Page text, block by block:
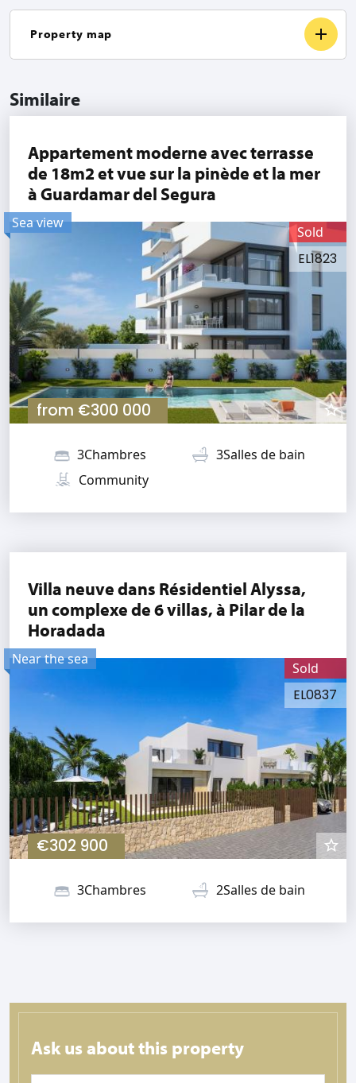
Property map
Similaire
Appartement moderne avec terrasse
de 18m2 et vue sur la pinède et la mer
à Guardamar del Segura
Sold
EL1823
from €300 000
Sea view
3Chambres
3Salles de bain
Community
Villa neuve dans Résidentiel Alyssa,
un complexe de 6 villas, à Pilar de la
Horadada
Sold
EL0837
€302 900
Near the sea
3Chambres 2Salles de bain
Ask us about this property